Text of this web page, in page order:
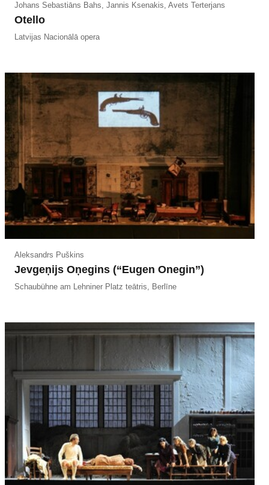
Johans Sebastiāns Bahs, Jannis Ksenakis, Avets Terterjans
Otello
Latvijas Nacionālā opera
Aleksandrs Puškins
Jevgeņijs Oņegins (“Eugen Onegin”)
Schaubühne am Lehniner Platz teātris, Berlīne